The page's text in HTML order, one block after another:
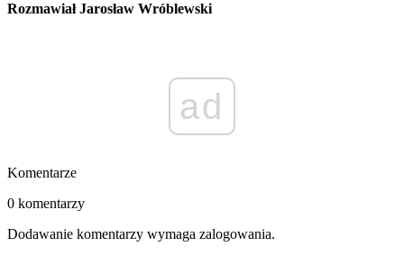
Rozmawiał Jarosław Wróblewski
ad
Komentarze
0 komentarzy
Dodawanie komentarzy wymaga zalogowania.